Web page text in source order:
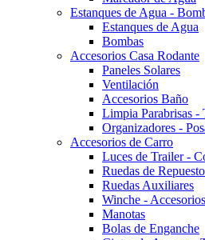
Estanques de Agua -
Estanques de Agua
Bombas
Accesorios Casa Rodante
Paneles Solares
Ventilación
Accesorios Baño
Limpia Parabrisas -
Organizadores -
Accesorios de Carro
Luces de Trailer -
Ruedas de
Ruedas Auxiliares
Winche -
Manotas
Bolas de Enganche